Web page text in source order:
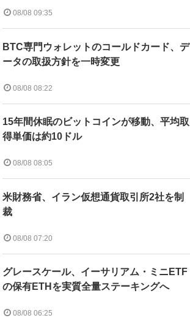
08/08 09:35
BTC専門ウォレットのコールドカード、デ
ータの取扱方針を一時変更
08/08 08:22
15年間休眠のビットコインが移動、平均取
得単価は約10ドル
08/08 08:05
米財務省、イラン仮想通貨取引所2社を制
裁
08/08 07:20
グレースケール、イーサリアム・ミニETF
の保有ETHを実質全量ステーキングへ
08/08 06:25